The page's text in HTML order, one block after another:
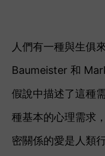
人們有一種與生俱
Baumeister 和
假說中描述了這種
種基本的心理需求
密關係的愛是人類